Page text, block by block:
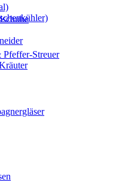
Pfeffer-Streuer